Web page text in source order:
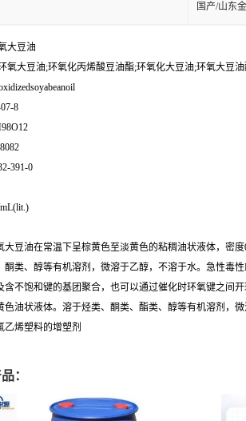
国产/山东
大豆油
氧大豆油;环氧化丙烯酸豆油酯;环氧化大豆油;环氧大豆
8
391-0
大豆油在常温下呈棕黄色至淡黄色的粘稠油状液体，密
酮类、醇等有机溶剂，微溶于乙醇，不溶于水。急性毒
含不饱和键的基团聚合，也可以通过催化时环氧键之间
色油状液体。溶于烃类、酮类、酯类、醇等有机溶剂，微
乙烯塑料的增塑剂
：